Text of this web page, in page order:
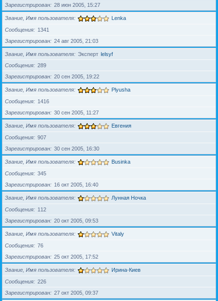
Зарегистрирован
28 июн 2005, 15:27
Звание, Имя пользователя Lenka
Сообщения
1341
Зарегистрирован
24 авг 2005, 21:03
Звание, Имя пользователя Эксперт lelsyf
Сообщения
289
Зарегистрирован
20 сен 2005, 19:22
Звание, Имя пользователя Plyusha
Сообщения
1416
Зарегистрирован
30 сен 2005, 11:27
Звание, Имя пользователя Евгения
Сообщения
907
Зарегистрирован
30 сен 2005, 16:30
Звание, Имя пользователя Businka
Сообщения
345
Зарегистрирован
16 окт 2005, 16:40
Звание, Имя пользователя Лунная Ночка
Сообщения
112
Зарегистрирован
20 окт 2005, 09:53
Звание, Имя пользователя Vitaly
Сообщения
76
Зарегистрирован
25 окт 2005, 17:52
Звание, Имя пользователя Ирина-Киев
Сообщения
226
Зарегистрирован
27 окт 2005, 09:37